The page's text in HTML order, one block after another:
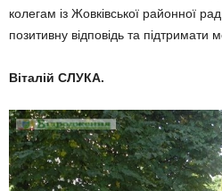
колегам із Жовківської районної
позитивну відповідь та підтримати
Віталій СЛУКА.